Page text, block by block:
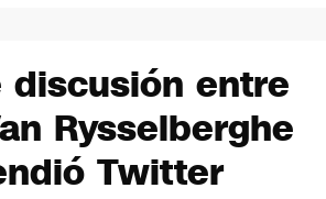
discusión entre
Rysselberghe
Twitter